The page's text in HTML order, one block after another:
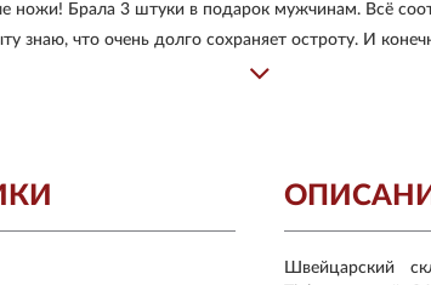
ножи! Брала 3 штуки в подарок мужчинам. Всё
знаю, что очень долго сохраняет остроту. И
Швейцарский